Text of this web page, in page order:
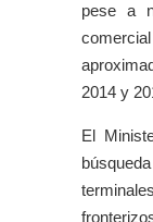
pese a
2014 y
El